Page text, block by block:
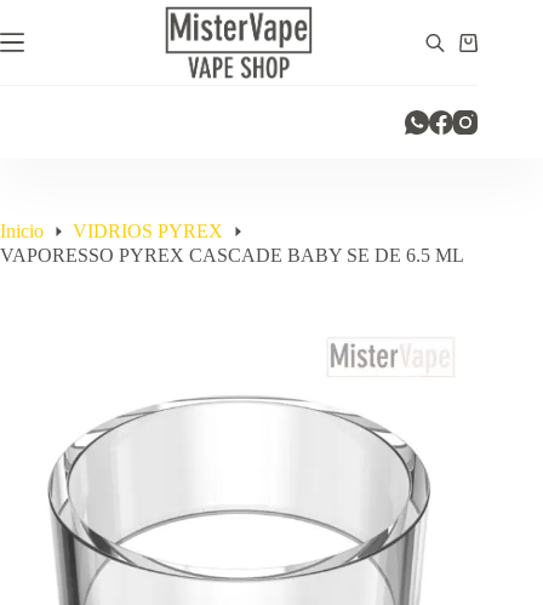
al
contenido
Carro
Inicio
VIDRIOS PYREX
VAPORESSO PYREX CASCADE BABY SE DE 6.5 ML